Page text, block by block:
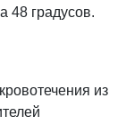
48 градусов.
из